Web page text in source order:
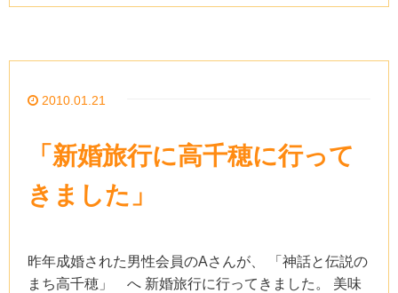
2010.01.21
「新婚旅行に高千穂に行って
きました」
昨年成婚された男性会員のAさんが、 「神話と伝説の
まち高千穂」 へ 新婚旅行に行ってきました。 美味